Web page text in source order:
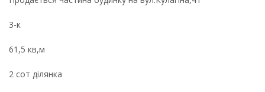
3-к
61,5 кв,м
2 сот ділянка